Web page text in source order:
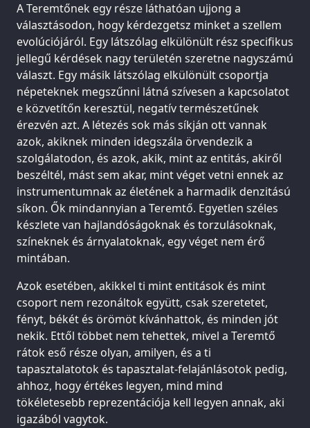
A Teremtőnek egy része láthatóan ujjong a
választásodon, hogy kérdezgetsz minket a szellem
evolúciójáról. Egy látszólag elkülönült rész specifikus
jellegű kérdések nagy területén szeretne nagyszámú
választ. Egy másik látszólag elkülönült csoportja
népeteknek megszűnni látná szívesen a kapcsolatot
e közvetítőn keresztül, negatív természetűnek
érezvén azt. A létezés sok más síkján ott vannak
azok, akiknek minden idegszála örvendezik a
szolgálatodon, és azok, akik, mint az entitás, akiről
beszéltél, mást sem akar, mint véget vetni ennek az
instrumentumnak az életének a harmadik denzitású
síkon. Ők mindannyian a Teremtő. Egyetlen széles
készlete van hajlandóságoknak és torzulásoknak,
színeknek és árnyalatoknak, egy véget nem érő
mintában.
Azok esetében, akikkel ti mint entitások és mint
csoport nem rezonáltok együtt, csak szeretetet,
fényt, békét és örömöt kívánhattok, és minden jót
nekik. Ettől többet nem tehettek, mivel a Teremtő
rátok eső része olyan, amilyen, és a ti
tapasztalatotok és tapasztalat-felajánlásotok pedig,
ahhoz, hogy értékes legyen, mind mind
tökéletesebb reprezentációja kell legyen annak, aki
igazából vagytok.